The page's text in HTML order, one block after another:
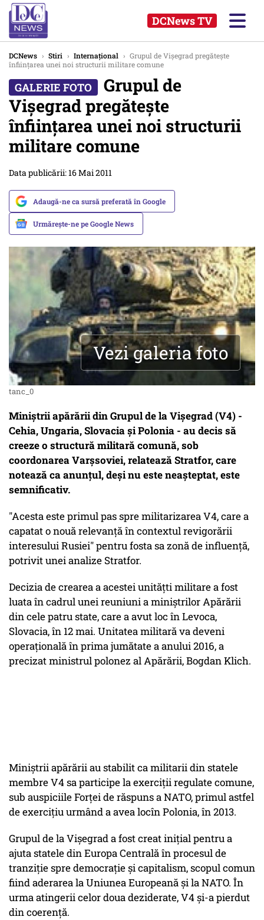
DCNews TV
DCNews › Stiri › Internațional › Grupul de Vişegrad pregăteşte
înfiinţarea unei noi structurii militare comune
Grupul de
Vişegrad pregăteşte
înfiinţarea unei noi structurii
militare comune
Data publicării: 16 Mai 2011
Adaugă-ne ca sursă preferată în Google
Urmărește-ne pe Google News
Vezi galeria foto
tanc_0
Miniştrii apărării din Grupul de la Vişegrad (V4) -
Cehia, Ungaria, Slovacia şi Polonia - au decis să
creeze o structură militară comună, sob
coordonarea Varşsoviei, relatează Stratfor, care
notează ca anunţul, deşi nu este neaşteptat, este
semnificativ.
"Acesta este primul pas spre militarizarea V4, care a
capatat o nouă relevanţă în contextul revigorării
interesului Rusiei" pentru fosta sa zonă de influenţă,
potrivit unei analize Stratfor.
Decizia de crearea a acestei unităţti militare a fost
luata în cadrul unei reuniuni a miniştrilor Apărării
din cele patru state, care a avut loc în Levoca,
Slovacia, în 12 mai. Unitatea militară va deveni
operaţională în prima jumătate a anului 2016, a
precizat ministrul polonez al Apărării, Bogdan Klich.
Miniştrii apărării au stabilit ca militarii din statele
membre V4 sa participe la exerciţii regulate comune,
sub auspiciile Forţei de răspuns a NATO, primul astfel
de exerciţiu urmând a avea locîn Polonia, în 2013.
Grupul de la Vişegrad a fost creat iniţial pentru a
ajuta statele din Europa Centrală în procesul de
tranziţie spre democraţie şi capitalism, scopul comun
fiind aderarea la Uniunea Europeană şi la NATO. În
urma atingerii celor doua deziderate, V4 şi-a pierdut
din coerenţă.